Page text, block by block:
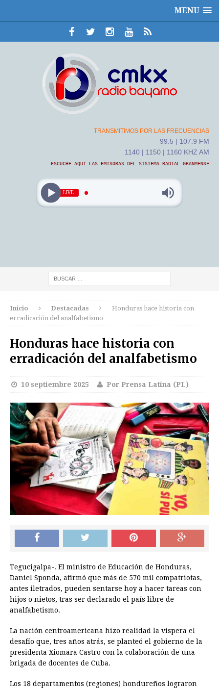
MENU
TRANSMITIMOS POR LAS FRECUENCIAS
99.5 | 107.9 FM
1140 | 1150 | 1160 KHZ AM
ESCUCHE AQUÍ LAS EMISORAS DEL SISTEMA RADIAL GRANMENSE
LIVE
Inicio Destacadas
Honduras hace historia con
erradicación del analfabetismo
Honduras hace historia con
erradicación del analfabetismo
10 septiembre 2025 Por Prensa Latina (PL)
Tegucigalpa-. El ministro de Educación de Honduras,
Daniel Sponda, afirmó que más de 570 mil compatriotas,
antes iletrados, pueden sentarse hoy a hacer tareas con
hijos o nietos, tras ser declarado el país libre de
analfabetismo.
La nación centroamericana hizo realidad la víspera el
desafío que, tres años atrás, se planteó el gobierno de la
presidenta Xiomara Castro con la colaboración de una
brigada de docentes de Cuba.
Los 18 departamentos (regiones) hondureños lograron